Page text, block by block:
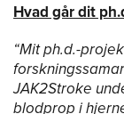
Hvad går dit
“Mit ph.d.-
JAK2Stroke
blodprop i